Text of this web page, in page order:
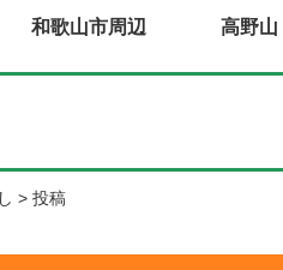
和歌山市周辺 高野山
投稿